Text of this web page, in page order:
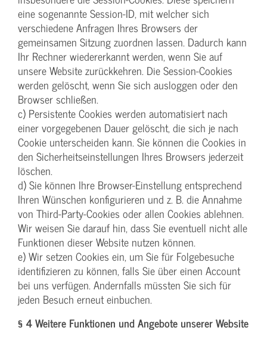
eine sogenannte Session-ID, mit welcher sich
verschiedene Anfragen Ihres Browsers der
gemeinsamen Sitzung zuordnen lassen. Dadurch kann
Ihr Rechner wiedererkannt werden, wenn Sie auf
unsere Website zurückkehren. Die Session-Cookies
werden gelöscht, wenn Sie sich ausloggen oder den
Browser schließen.
c) Persistente Cookies werden automatisiert nach
einer vorgegebenen Dauer gelöscht, die sich je nach
Cookie unterscheiden kann. Sie können die Cookies in
den Sicherheitseinstellungen Ihres Browsers jederzeit
löschen.
d) Sie können Ihre Browser-Einstellung entsprechend
Ihren Wünschen konfigurieren und z. B. die Annahme
von Third-Party-Cookies oder allen Cookies ablehnen.
Wir weisen Sie darauf hin, dass Sie eventuell nicht alle
Funktionen dieser Website nutzen können.
e) Wir setzen Cookies ein, um Sie für Folgebesuche
identifizieren zu können, falls Sie über einen Account
bei uns verfügen. Andernfalls müssten Sie sich für
jeden Besuch erneut einbuchen.
§ 4 Weitere Funktionen und Angebote unserer Website